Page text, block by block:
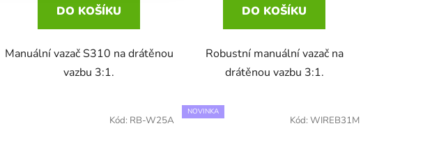
DO KOŠÍKU
Manuální vazač S310 na drátěnou
vazbu 3:1.
DO KOŠÍKU
Robustní manuální vazač na
drátěnou vazbu 3:1.
Kód: RB-W25A
NOVINKA
Kód: WIREB31M